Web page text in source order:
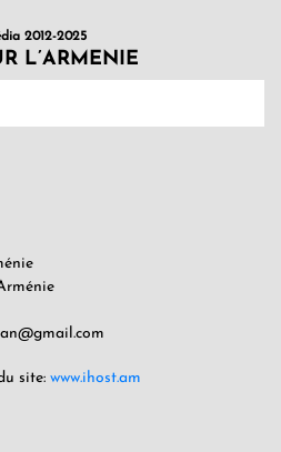
2012-2025
L’ARMENIE
site: www.ihost.am